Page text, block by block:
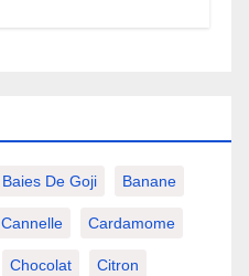
Baies De Goji Banane
Cannelle Cardamome
Chocolat Citron